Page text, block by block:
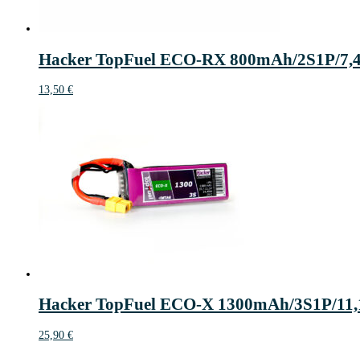
Hacker TopFuel ECO-RX 800mAh/2S1P/
13,50 €
Hacker TopFuel ECO-X 1300mAh/3S1P/
25,90 €